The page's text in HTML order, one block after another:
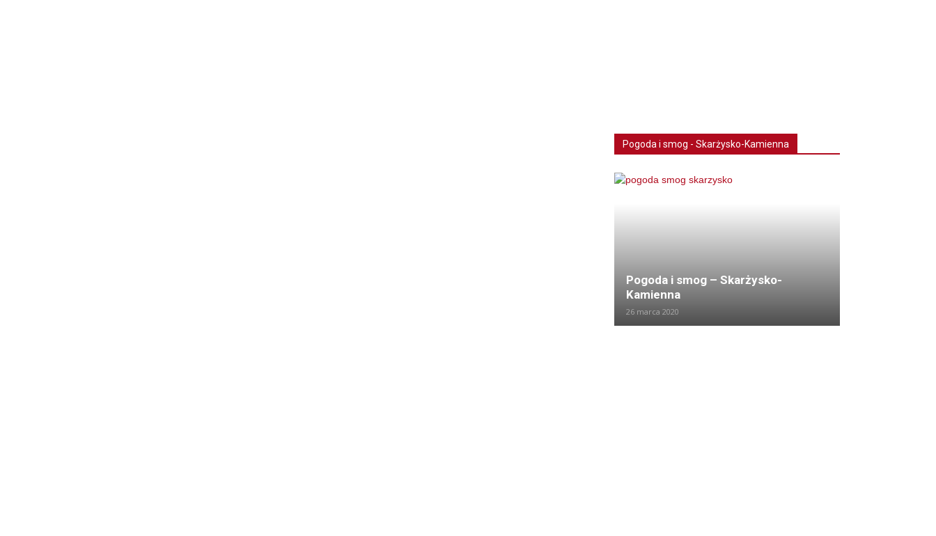
Pogoda i smog - Skarżysko-Kamienna
Pogoda i smog – Skarżysko-
Kamienna
26 marca 2020